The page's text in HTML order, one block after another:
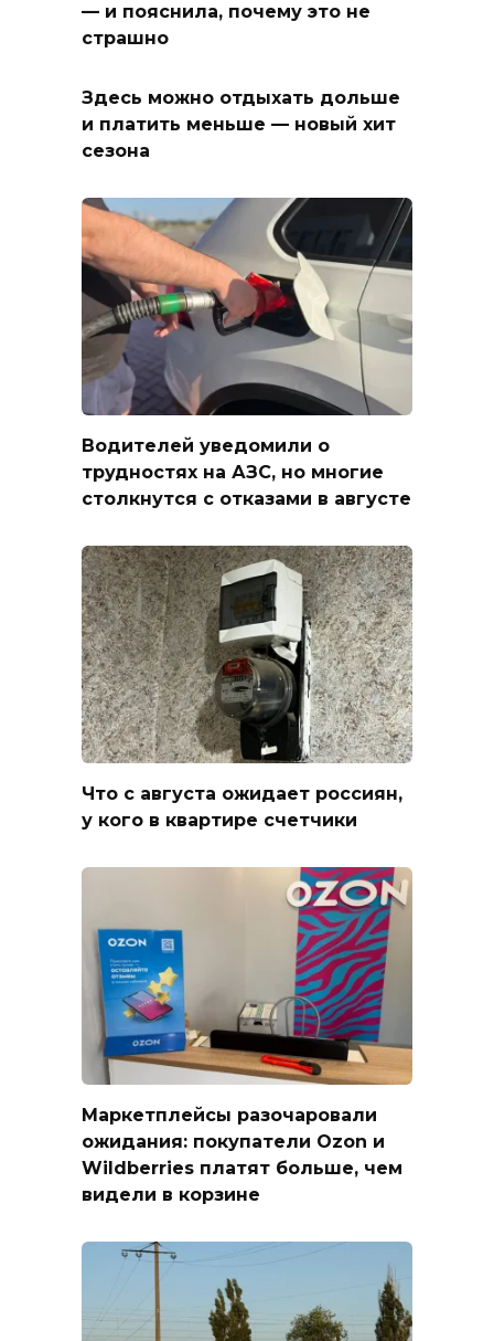
— и пояснила, почему это не
страшно
Здесь можно отдыхать дольше
и платить меньше — новый хит
сезона
Водителей уведомили о
трудностях на АЗС, но многие
столкнутся с отказами в августе
Что с августа ожидает россиян,
у кого в квартире счетчики
Маркетплейсы разочаровали
ожидания: покупатели Ozon и
Wildberries платят больше, чем
видели в корзине